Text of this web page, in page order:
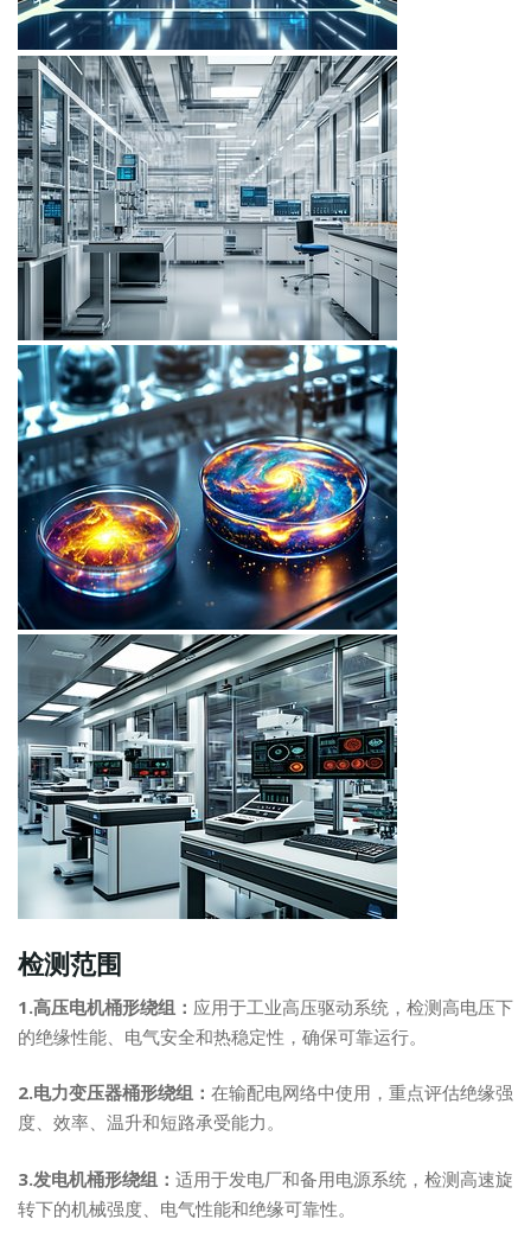
检测范围
1.高压电机桶形绕组： 应用于工业高压驱动系统，检测高电压下
的绝缘性能、电气安全和热稳定性，确保可靠运行。
2.电力变压器桶形绕组： 在输配电网络中使用，重点评估绝缘强
度、效率、温升和短路承受能力。
3.发电机桶形绕组： 适用于发电厂和备用电源系统，检测高速旋
转下的机械强度、电气性能和绝缘可靠性。